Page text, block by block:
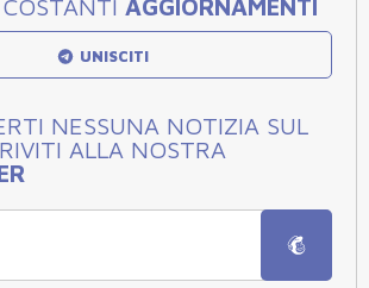
AGGIORNAMENTI
UNISCITI
NESSUNA NOTIZIA SUL
ALLA NOSTRA